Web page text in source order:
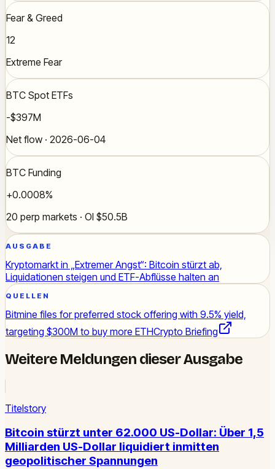
Fear & Greed
12
Extreme Fear
BTC Spot ETFs
-$397M
Net flow · 2026-06-04
BTC Funding
+0.0008%
20 perp markets · OI $50.5B
AUSGABE
Kryptomarkt in „Extremer Angst“: Bitcoin stürzt ab,
Liquidationen steigen und ETF-Abflüsse halten an
QUELLEN
Bitmine files for preferred stock offering with 9.5% yield,
targeting $300M to buy more ETHCrypto Briefing
Weitere Meldungen dieser Ausgabe
Titelstory
Bitcoin stürzt unter 62.000 US-Dollar: Über 1,5
Milliarden US-Dollar liquidiert inmitten
geopolitischer Spannungen